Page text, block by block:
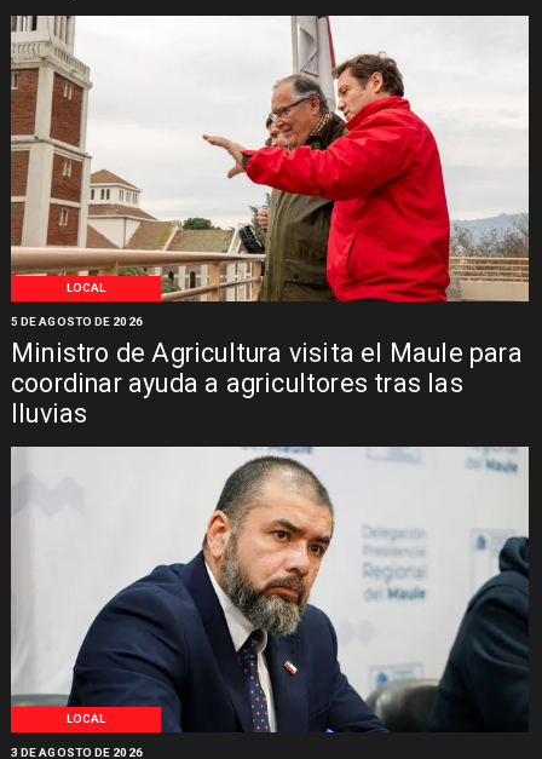
LOCAL
Ministro de Agricultura visita el Maule para
coordinar ayuda a agricultores tras las
lluvias
5 DE AGOSTO DE 2026
LOCAL
3 DE AGOSTO DE 2026